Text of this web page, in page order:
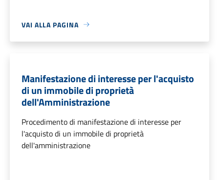
VAI ALLA PAGINA
Manifestazione di interesse per l'acquisto
di un immobile di proprietà
dell'Amministrazione
Procedimento di manifestazione di interesse per
l'acquisto di un immobile di proprietà
dell'amministrazione